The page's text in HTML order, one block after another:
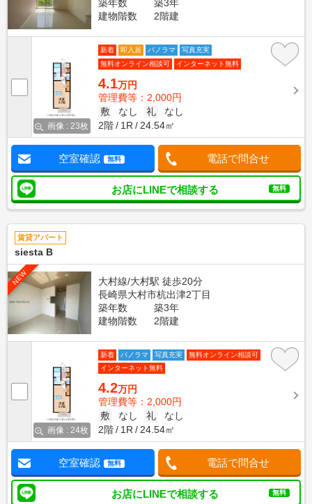
築年数
築3年
建物階数
2階建
画像 : 23枚
新着 即入居 パノラマ
写真充実
無料オンライン相談可
インターネット無料
4.1万円
管理費等：2,000円
敷
なし 礼
なし
2階
1R 24.54㎡
空室確認 無料 電話で問合せ
お店にLINEで相談する 無料
賃貸アパート
siesta B
NEW
大村線/大村駅 徒歩20分
長崎県大村市杭出津2丁目
築年数
築3年
建物階数
2階建
画像 : 24枚
新着 パノラマ 写真充実
無料オンライン相談可
インターネット無料
4.2万円
管理費等：2,000円
敷
なし 礼
なし
2階
1R 24.54㎡
空室確認 無料 電話で問合せ
お店にLINEで相談する 無料